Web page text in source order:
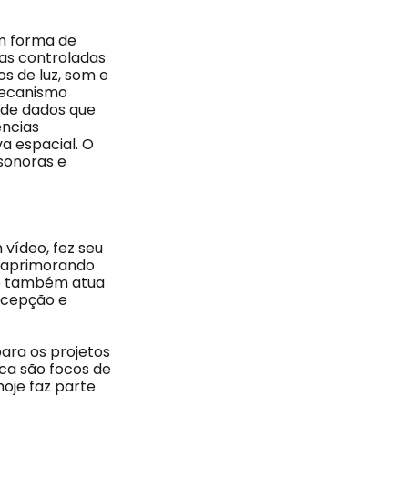
forma de
controladas
de luz, som e
dados que
espacial. O
e
vídeo, fez seu
também atua
e
os projetos
são focos de
faz parte